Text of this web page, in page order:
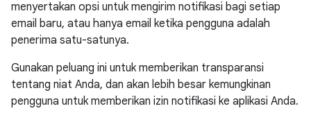
menyertakan opsi untuk mengirim notifikasi bagi setiap
email baru, atau hanya email ketika pengguna adalah
penerima satu-satunya.
Gunakan peluang ini untuk memberikan transparansi
tentang niat Anda, dan akan lebih besar kemungkinan
pengguna untuk memberikan izin notifikasi ke aplikasi Anda.